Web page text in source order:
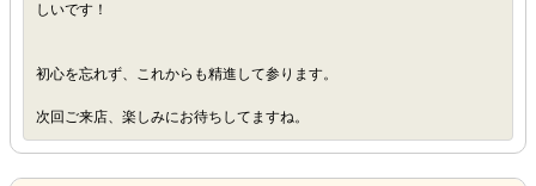
しいです！
初心を忘れず、これからも精進して参ります。
次回ご来店、楽しみにお待ちしてますね。